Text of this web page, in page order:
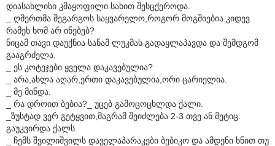
დიასახლისი კმაყოფილი სახით შესცქეროდა.
_ ღმერთმა შეგარგოს საყვარელო,როგორ მოგშიებია.კიდევ
რამეხ ხომ არ ინებებ?
ნიცამ თავი დაუქნია სანამ ლუკმას გადაყლაპავდა და შემდგომ
გააგრძელა.
_ ეს კოტეჯები ყველა დაკავებულია?
_ არა,ახლა აღარ,ერთი დაკავებულია,ორი ცარიელია.
_ მე მინდა.
_ რა დროით ბებია?_ უცებ გამოცოცხლდა ქალი.
_ზუსტად ვერ გეტყვით,მაგრამ შეიძლება 2-3 თვე ან მეტიც.
გაუკვირდა ქალს.
_ ჩემს შვილიშვილს დაველაპარაკები ბებიკო და ამდენი ხნით თუ